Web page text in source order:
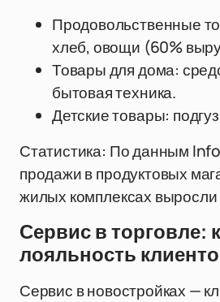
Продовольственные
хлеб, овощи (60%
Товары для дома:
бытовая техника.
Детские товары:
Статистика: По данным
продажи в продуктовых
жилых комплексах выросли
Сервис в торговле:
лояльность
Сервис в новостройках —